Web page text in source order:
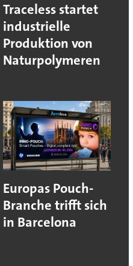
Traceless startet
industrielle
Produktion von
Naturpolymeren
Europas Pouch-
Branche trifft sich
in Barcelona